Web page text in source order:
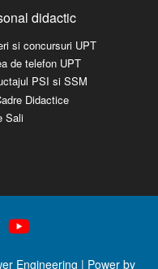
didactic
si concursuri UPT
de telefon UPT
PSI si SSM
Didactice
Sali
Engineering | Power by